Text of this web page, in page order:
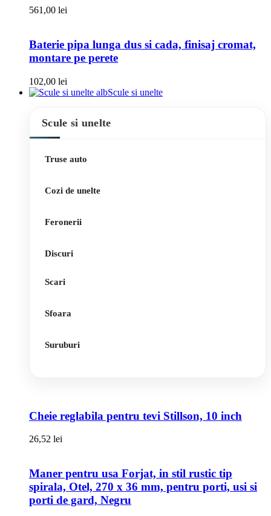
561,00 lei
Baterie pipa lunga dus si cada, finisaj cromat,
montare pe perete
102,00 lei
Scule si unelte
Scule si unelte
Truse auto
Cozi de unelte
Feronerii
Discuri
Scari
Sfoara
Suruburi
Cheie reglabila pentru tevi Stillson, 10 inch
26,52 lei
Maner pentru usa Forjat, in stil rustic tip
spirala, Otel, 270 x 36 mm, pentru porti, usi si
porti de gard, Negru